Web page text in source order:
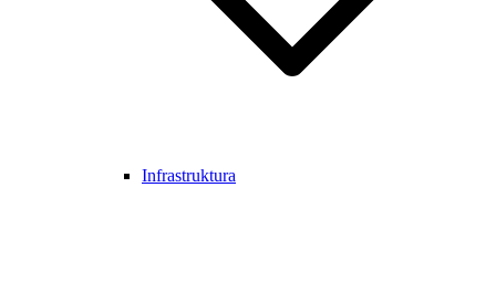
Infrastruktura